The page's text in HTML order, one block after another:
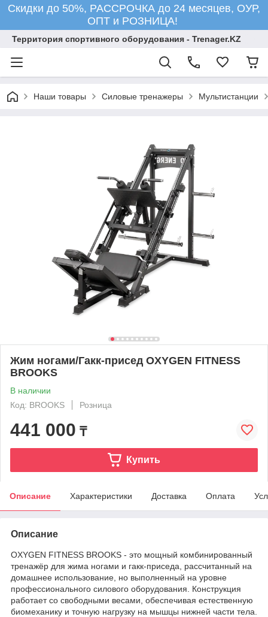
Скидки до 50%, РАССРОЧКА до 24 месяцев, ОУР,
ОПТ и РОЗНИЦА!
Территория спортивного оборудования - Trenager.KZ
Наши товары Силовые тренажеры Мультистанции
Жим ногами/Гакк-присед OXYGEN FITNESS
BROOKS
В наличии
Код: BROOKS
Розница
441 000 ₸
Купить
Описание Характеристики Доставка Оплата
Описание
OXYGEN FITNESS BROOKS - это мощный комбинированный
тренажёр для жима ногами и гакк-приседа, рассчитанный на
домашнее использование, но выполненный на уровне
профессионального силового оборудования. Конструкция
работает со свободными весами, обеспечивая естественную
биомеханику и точную нагрузку на мышцы нижней части тела.